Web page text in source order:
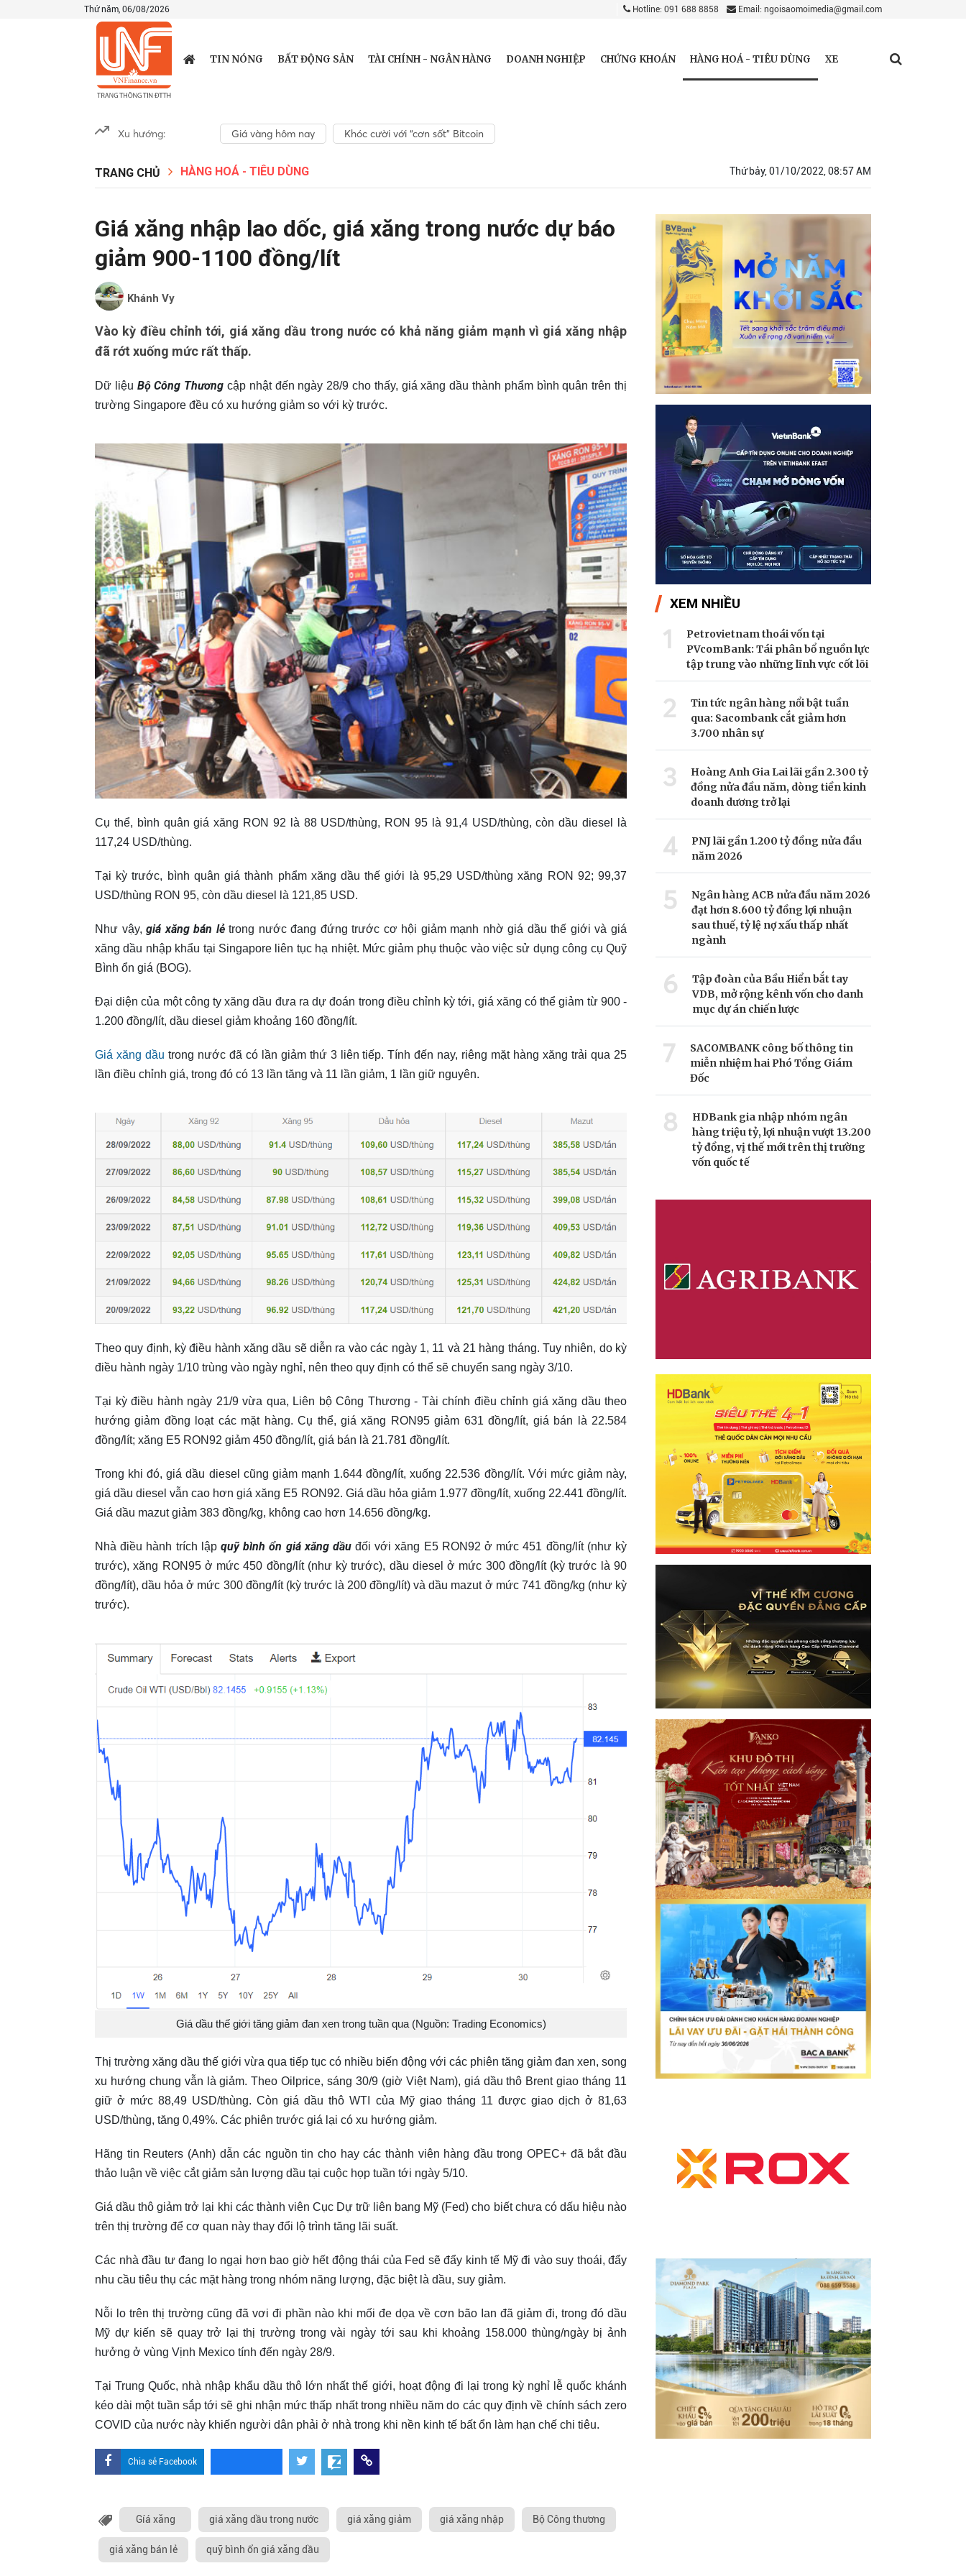
Thứ năm, 06/08/2026 Hotline: 091 688 8858 Email: ngoisaomoimedia@gmail.com
TIN NÓNG BẤT ĐỘNG SẢN TÀI CHÍNH - NGÂN HÀNG DOANH NGHIỆP CHỨNG KHOÁN HÀNG HOÁ - TIÊU DÙNG XE
Xu hướng: Giá vàng hôm nay Khóc cười với “cơn sốt” Bitcoin
TRANG CHỦ HÀNG HOÁ - TIÊU DÙNG Thứ bảy, 01/10/2022, 08:57 AM
Giá xăng nhập lao dốc, giá xăng trong nước dự báo
giảm 900-1100 đồng/lít
Khánh Vy
Vào kỳ điều chỉnh tới, giá xăng dầu trong nước có khả năng giảm mạnh vì giá xăng nhập
đã rớt xuống mức rất thấp.
Dữ liệu Bộ Công Thương cập nhật đến ngày 28/9 cho thấy, giá xăng dầu thành phẩm bình quân trên thị
trường Singapore đều có xu hướng giảm so với kỳ trước.
Cụ thể, bình quân giá xăng RON 92 là 88 USD/thùng, RON 95 là 91,4 USD/thùng, còn dầu diesel là
117,24 USD/thùng.
Tại kỳ trước, bình quân giá thành phẩm xăng dầu thế giới là 95,29 USD/thùng xăng RON 92; 99,37
USD/thùng RON 95, còn dầu diesel là 121,85 USD.
Như vậy,giá xăng bán lẻtrong nước đang đứng trước cơ hội giảm mạnh nhờ giá dầu thế giới và giá
xăng dầu nhập khẩu tại Singapore liên tục hạ nhiệt. Mức giảm phụ thuộc vào việc sử dụng công cụ Quỹ
Bình ổn giá (BOG).
Đại diện của một công ty xăng dầu đưa ra dự đoán trong điều chỉnh kỳ tới, giá xăng có thể giảm từ 900 -
1.200 đồng/lít, dầu diesel giảm khoảng 160 đồng/lít.
Giá xăng dầu trong nước đã có lần giảm thứ 3 liên tiếp. Tính đến nay, riêng mặt hàng xăng trải qua 25
lần điều chỉnh giá, trong đó có 13 lần tăng và 11 lần giảm, 1 lần giữ nguyên.
Theo quy định, kỳ điều hành xăng dầu sẽ diễn ra vào các ngày 1, 11 và 21 hàng tháng. Tuy nhiên, do kỳ
điều hành ngày 1/10 trùng vào ngày nghỉ, nên theo quy định có thể sẽ chuyển sang ngày 3/10.
Tại kỳ điều hành ngày 21/9 vừa qua, Liên bộ Công Thương - Tài chính điều chỉnh giá xăng dầu theo
hướng giảm đồng loạt các mặt hàng. Cụ thể, giá xăng RON95 giảm 631 đồng/lít, giá bán là 22.584
đồng/lít; xăng E5 RON92 giảm 450 đồng/lít, giá bán là 21.781 đồng/lít.
Trong khi đó, giá dầu diesel cũng giảm mạnh 1.644 đồng/lít, xuống 22.536 đồng/lít. Với mức giảm này,
giá dầu diesel vẫn cao hơn giá xăng E5 RON92. Giá dầu hỏa giảm 1.977 đồng/lít, xuống 22.441 đồng/lít.
Giá dầu mazut giảm 383 đồng/kg, không cao hơn 14.656 đồng/kg.
Nhà điều hành trích lập quỹ bình ổn giá xăng dầuđối với xăng E5 RON92 ở mức 451 đồng/lít (như kỳ
trước), xăng RON95 ở mức 450 đồng/lít (như kỳ trước), dầu diesel ở mức 300 đồng/lít (kỳ trước là 90
đồng/lít), dầu hỏa ở mức 300 đồng/lít (kỳ trước là 200 đồng/lít) và dầu mazut ở mức 741 đồng/kg (như kỳ
trước).
Giá dầu thế giới tăng giảm đan xen trong tuần qua (Nguồn: Trading Economics)
Thị trường xăng dầu thế giới vừa qua tiếp tục có nhiều biến động với các phiên tăng giảm đan xen, song
xu hướng chung vẫn là giảm. Theo Oilprice, sáng 30/9 (giờ Việt Nam), giá dầu thô Brent giao tháng 11
giữ ở mức 88,49 USD/thùng. Còn giá dầu thô WTI của Mỹ giao tháng 11 được giao dịch ở 81,63
USD/thùng, tăng 0,49%. Các phiên trước giá lại có xu hướng giảm.
Hãng tin Reuters (Anh) dẫn các nguồn tin cho hay các thành viên hàng đầu trong OPEC+ đã bắt đầu
thảo luận về việc cắt giảm sản lượng dầu tại cuộc họp tuần tới ngày 5/10.
Giá dầu thô giảm trở lại khi các thành viên Cục Dự trữ liên bang Mỹ (Fed) cho biết chưa có dấu hiệu nào
trên thị trường để cơ quan này thay đổi lộ trình tăng lãi suất.
Các nhà đầu tư đang lo ngại hơn bao giờ hết động thái của Fed sẽ đẩy kinh tế Mỹ đi vào suy thoái, đẩy
nhu cầu tiêu thụ các mặt hàng trong nhóm năng lượng, đặc biệt là dầu, suy giảm.
Nỗi lo trên thị trường cũng đã vơi đi phần nào khi mối đe dọa về cơn bão Ian đã giảm đi, trong đó dầu
Mỹ dự kiến sẽ quay trở lại thị trường trong vài ngày tới sau khi khoảng 158.000 thùng/ngày bị ảnh
hưởng ở vùng Vịnh Mexico tính đến ngày 28/9.
Tại Trung Quốc, nhà nhập khẩu dầu thô lớn nhất thế giới, hoạt động đi lại trong kỳ nghỉ lễ quốc khánh
kéo dài một tuần sắp tới sẽ ghi nhận mức thấp nhất trong nhiều năm do các quy định về chính sách zero
COVID của nước này khiến người dân phải ở nhà trong khi nền kinh tế bất ổn làm hạn chế chi tiêu.
Chia sẻ Facebook
Gíá xăng giá xăng dầu trong nước giá xăng giảm giá xăng nhập Bộ Công thương
giá xăng bán lẻ quỹ bình ổn giá xăng dầu
XEM NHIỀU
1
Petrovietnam thoái vốn tại
PVcomBank: Tái phân bổ nguồn lực
tập trung vào những lĩnh vực cốt lõi
2
Tin tức ngân hàng nổi bật tuần
qua: Sacombank cắt giảm hơn
3.700 nhân sự
3
Hoàng Anh Gia Lai lãi gần 2.300 tỷ
đồng nửa đầu năm, dòng tiền kinh
doanh dương trở lại
4
PNJ lãi gần 1.200 tỷ đồng nửa đầu
năm 2026
5
Ngân hàng ACB nửa đầu năm 2026
đạt hơn 8.600 tỷ đồng lợi nhuận
sau thuế, tỷ lệ nợ xấu thấp nhất
ngành
6
Tập đoàn của Bầu Hiển bắt tay
VDB, mở rộng kênh vốn cho danh
mục dự án chiến lược
7
SACOMBANK công bố thông tin
miễn nhiệm hai Phó Tổng Giám
Đốc
8
HDBank gia nhập nhóm ngân
hàng triệu tỷ, lợi nhuận vượt 13.200
tỷ đồng, vị thế mới trên thị trường
vốn quốc tế